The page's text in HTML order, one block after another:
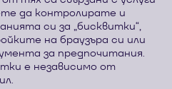
да контролирате и
си за „бисквитки“,
на браузъра си или
за предпочитания.
е независимо от